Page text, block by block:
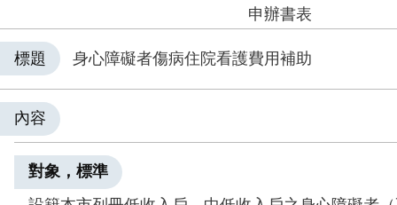
申辦書表
標題 身心障礙者傷病住院看護費用補助
內容
對象，標準